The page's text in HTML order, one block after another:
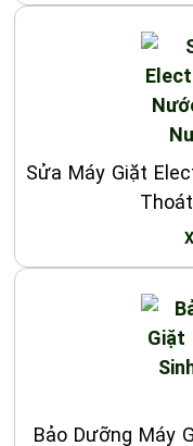
Sửa Máy Giặt
Bảo Dưỡng Máy